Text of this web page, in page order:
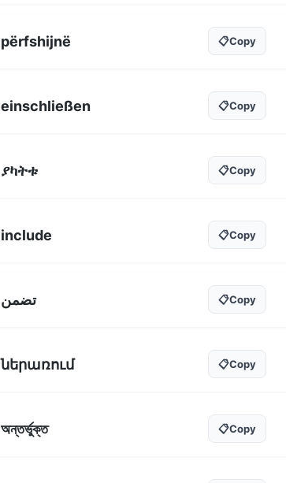
përfshijnë 📋Copy
einschließen 📋Copy
ያካትቱ 📋Copy
include 📋Copy
تضمن 📋Copy
ներառում 📋Copy
অন্তৰ্ভুক্ত 📋Copy